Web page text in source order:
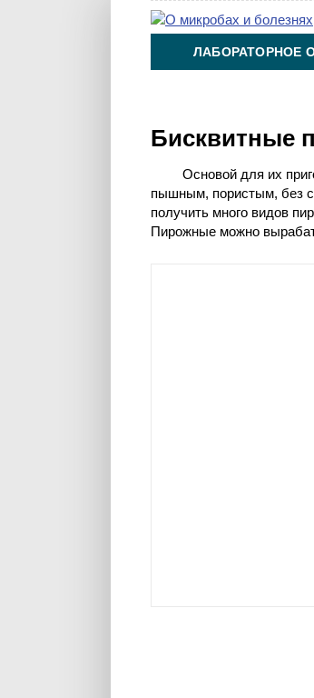
ЛАБОРАТОРНОЕ
Бисквитные
Основой для их
пышным, пористым, без
получить много видов
Пирожные можно